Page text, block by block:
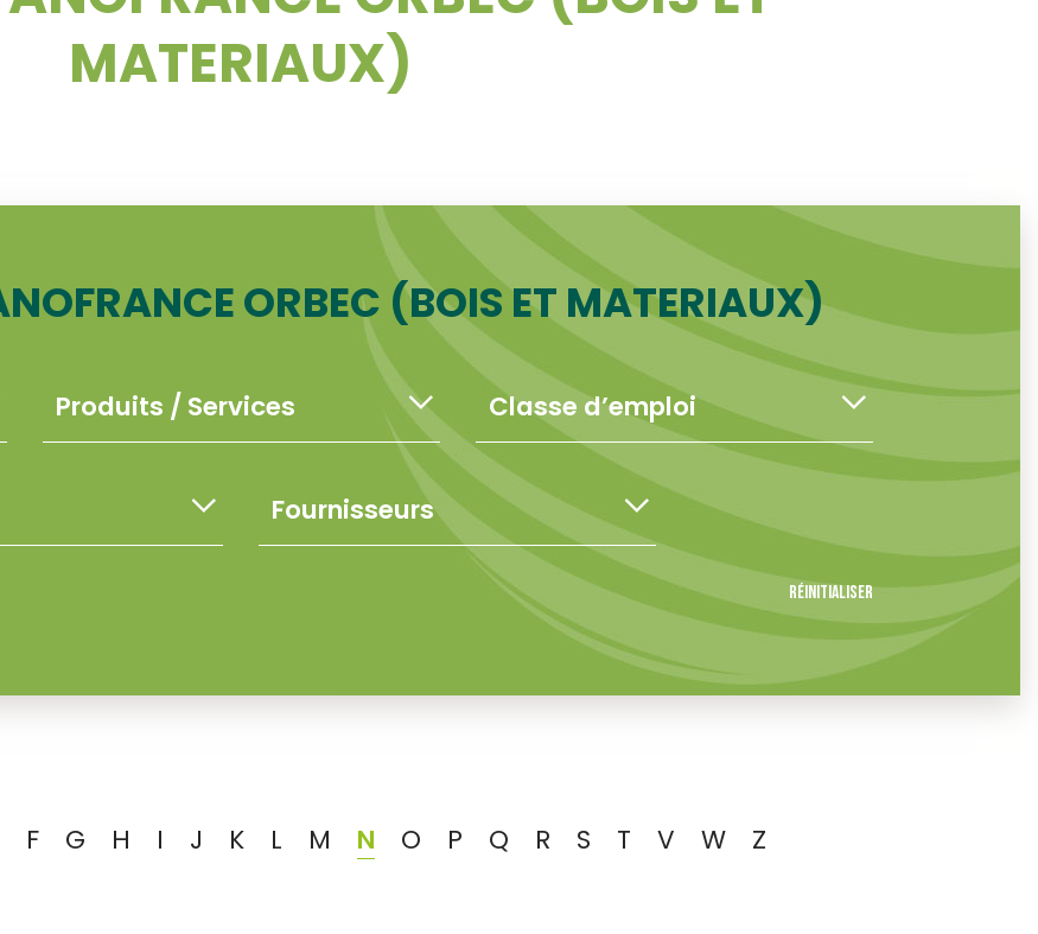
MATERIAUX)
ORBEC (BOIS ET MATERIAUX)
Réinitialiser
F G H I J K L M N O P Q R S T V W Z